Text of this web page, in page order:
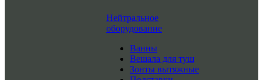
Нейтральное
оборудование
Ванны
Вешала для туш
Зонты вытяжные